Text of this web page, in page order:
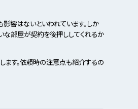
響はないといわれています。しか
な部屋が契約を後押ししてくれるか
ます。依頼時の注意点も紹介するの